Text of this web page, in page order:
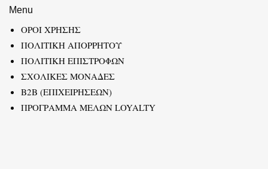
Menu
ΟΡΟΙ ΧΡΗΣΗΣ
ΠΟΛΙΤΙΚΗ ΑΠΟΡΡΗΤΟΥ
ΠΟΛΙΤΙΚΗ ΕΠΙΣΤΡΟΦΩΝ
ΣΧΟΛΙΚΕΣ ΜΟΝΑΔΕΣ
B2B (ΕΠΙΧΕΙΡΗΣΕΩΝ)
ΠΡΟΓΡΑΜΜΑ ΜΕΛΩΝ LOYALTY